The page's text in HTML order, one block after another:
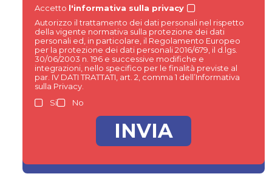
Accetto l'informativa sulla privacy
Autorizzo il trattamento dei dati personali nel rispetto
della vigente normativa sulla protezione dei dati
personali ed, in particolare, il Regolamento Europeo
per la protezione dei dati personali 2016/679, il d.lgs.
30/06/2003 n. 196 e successive modifiche e
integrazioni, nello specifico per le finalità previste al
par. IV DATI TRATTATI, art. 2, comma 1 dell’Informativa
sulla Privacy.
Si
No